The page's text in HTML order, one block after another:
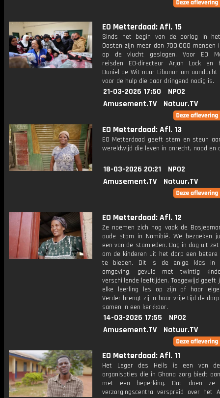
EO Metterdaad: Afl. 15
Sinds het begin van de oorlog in
Oosten zijn meer dan 700.000 mensen
op de vlucht geslagen. Voor EO
reisden EO-directeur Arjan Lock en
Daniel de Wit naar Libanon om
voor de hulp die daar dringend nodig is.
21-03-2026 17:50
NPO2
Amusement.TV
Natuur.TV
EO Metterdaad: Afl. 13
EO Metterdaad geeft stem en steun
wereldwijd die leven in onrecht, nood en
18-03-2026 20:21
NPO2
Amusement.TV
Natuur.TV
EO Metterdaad: Afl. 12
Ze noemen zich nog vaak de
oude stam in Namibië. We bezoeken
een van de stamleden. Dag in dag uit
om de kinderen uit het dorp een betere
te bieden. Dit is de enige klas in
omgeving, gevuld met twintig
verschillende leeftijden. Toegewijd geeft
elke leerling les op zijn of haar
Verder brengt zij in haar vrije tijd de
samen in een kerkkoor.
14-03-2026 17:55
NPO2
Amusement.TV
Natuur.TV
EO Metterdaad: Afl. 11
Het Leger des Heils is een van
organisaties die in Ghana zorg biedt
met een beperking. Dat doen
verzorgingscentra verspreid over het